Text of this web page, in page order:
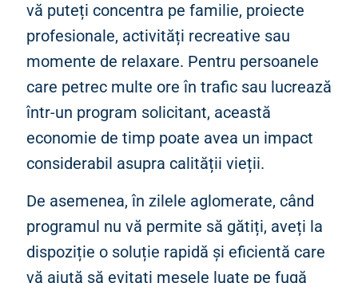
vă puteți concentra pe familie, proiecte
profesionale, activități recreative sau
momente de relaxare. Pentru persoanele
care petrec multe ore în trafic sau lucrează
într-un program solicitant, această
economie de timp poate avea un impact
considerabil asupra calității vieții.
De asemenea, în zilele aglomerate, când
programul nu vă permite să gătiți, aveți la
dispoziție o soluție rapidă și eficientă care
vă ajută să evitați mesele luate pe fugă